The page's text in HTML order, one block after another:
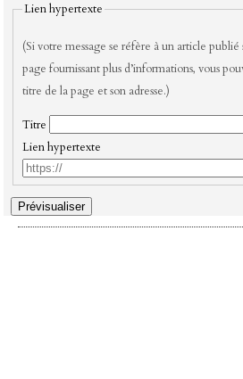
Lien hypertexte
(Si votre message se réfère à un article
page fournissant plus d’informations, vous
titre de la page et son adresse.)
Titre
Lien hypertexte